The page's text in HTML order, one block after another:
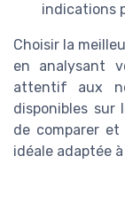
indications
Choisir la
en analysant
attentif aux
disponibles sur
de comparer
idéale adaptée